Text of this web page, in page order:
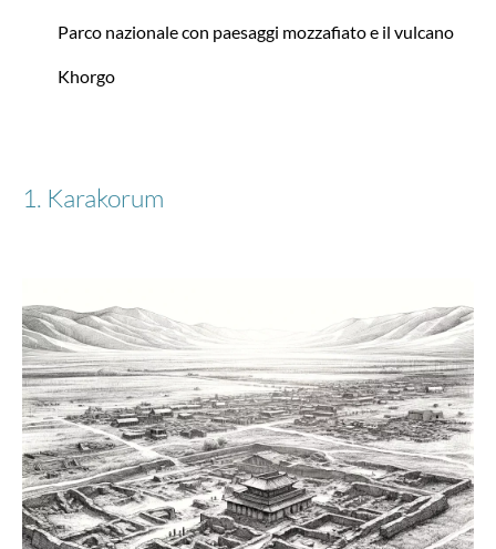
-50%
Parco nazionale con paesaggi mozzafiato e il vulcano
Khorgo
1. Karakorum